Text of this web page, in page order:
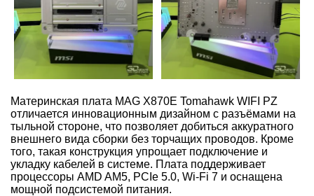
Материнская плата MAG X870E Tomahawk WIFI PZ
отличается инновационным дизайном с разъёмами на
тыльной стороне, что позволяет добиться аккуратного
внешнего вида сборки без торчащих проводов. Кроме
того, такая конструкция упрощает подключение и
укладку кабелей в системе. Плата поддерживает
процессоры AMD AM5, PCIe 5.0, Wi-Fi 7 и оснащена
мощной подсистемой питания.